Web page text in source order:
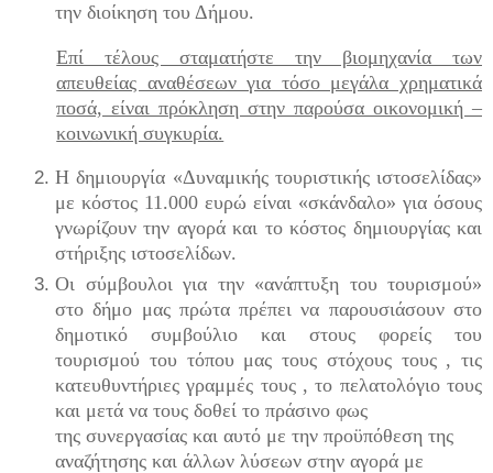
την διοίκηση του Δήμου.
Επί τέλους σταματήστε την βιομηχανία των
απευθείας αναθέσεων για τόσο μεγάλα χρηματικά
ποσά, είναι πρόκληση στην παρούσα οικονομική –
κοινωνική συγκυρία.
Η δημιουργία «Δυναμικής τουριστικής ιστοσελίδας»
με κόστος 11.000 ευρώ είναι «σκάνδαλο» για όσους
γνωρίζουν την αγορά και το κόστος δημιουργίας και
στήριξης ιστοσελίδων.
Οι σύμβουλοι για την «ανάπτυξη του τουρισμού»
στο δήμο μας πρώτα πρέπει να παρουσιάσουν στο
δημοτικό συμβούλιο και στους φορείς του
τουρισμού του τόπου μας τους στόχους τους , τις
κατευθυντήριες γραμμές τους , το πελατολόγιο τους
και μετά να τους δοθεί το πράσινο φως
της συνεργασίας και αυτό με την προϋπόθεση της
αναζήτησης και άλλων λύσεων στην αγορά με